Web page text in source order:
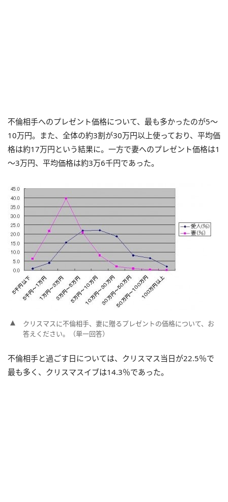
不倫相手へのプレゼント価格について、最も多かったのが5～
10万円。また、全体の約3割が30万円以上使っており、平均価
格は約17万円という結果に。一方で妻へのプレゼント価格は1
～3万円、平均価格は約3万6千円であった。
クリスマスに不倫相手、妻に贈るプレゼントの価格について、お
答えください。（単一回答）
不倫相手と過ごす日については、クリスマス当日が22.5％で
最も多く、クリスマスイブは14.3％であった。